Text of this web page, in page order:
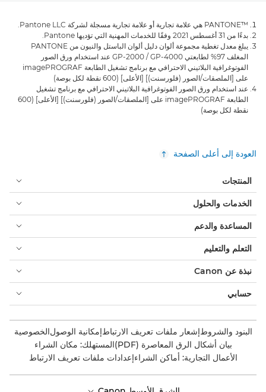
PANTONE™‎ هي علامة تجارية أو علامة تجارية مسجلة لشركة Pantone LLC.
بدءًا من 31 أغسطس 2021 وفقًا للخدمات المهنية التي تؤديها Pantone.
يبلغ معدل تغطية مجموعة ألوان دليل ألوان الباستل والنيون من PANTONE
المغلف 97% لطابعتي GP-4000 / ‏GP-2000 عند استخدام ورق الصور
الفوتوغرافية البلاتيني الاحترافي مع برنامج تشغيل الطابعة imagePROGRAF
على [الملصقات/الصور (فلورسنت)] [الأعلى] (600 نقطة لكل بوصة)
عند استخدام ورق الصور الفوتوغرافية البلاتيني الاحترافي مع برنامج تشغيل
الطابعة imagePROGRAF على [الملصقات/الصور (فلورسنت)] [الأعلى] (600
نقطة لكل بوصة)
العودة إلى أعلى الصفحة
المنتجات
الخدمات والحلول
المساعدة والدعم
التعلم والتعليم
نبذة عن Canon
حسابي
البنود والشروطإشعار ملفات تعريف الارتباطإمكانية الوصولالخصوصية
بيان أشكال الرق المعاصرة (PDF)
المستهلك: مكان الشراء
الأعمال التجارية: أماكن الشراءإعدادات ملفات تعريف الارتباط